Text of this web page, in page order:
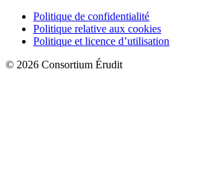
Politique de confidentialité
Politique relative aux cookies
Politique et licence d’utilisation
© 2026 Consortium Érudit